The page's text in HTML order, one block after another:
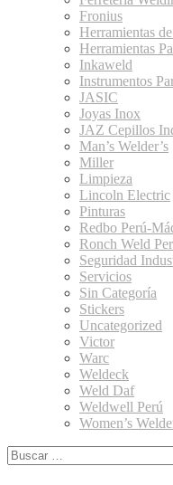
Fronius
Herramientas
Herramientas
Inkaweld
Instrumentos
JASIC
Joyas Inox
JAZ Cepillos
Man’s Welder’s
Miller
Limpieza
Lincoln Electric
Pinturas
Redbo Perú-
Ronch Weld
Seguridad
Servicios
Sin Categoría
Stickers
Uncategorized
Victor
Warc
Weldeck
Weld Daf
Weldwell Perú
Women’s
Buscar: